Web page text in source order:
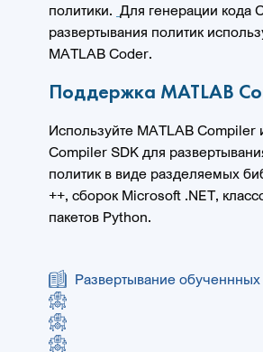
политики. Для генерации кода
развертывания политик
MATLAB Coder.
Поддержка MATLAB
Используйте MATLAB Compiler
Compiler SDK для
политик в виде разделяемых
++, сборок Microsoft .NET,
пакетов Python.
Развертывание обученнных